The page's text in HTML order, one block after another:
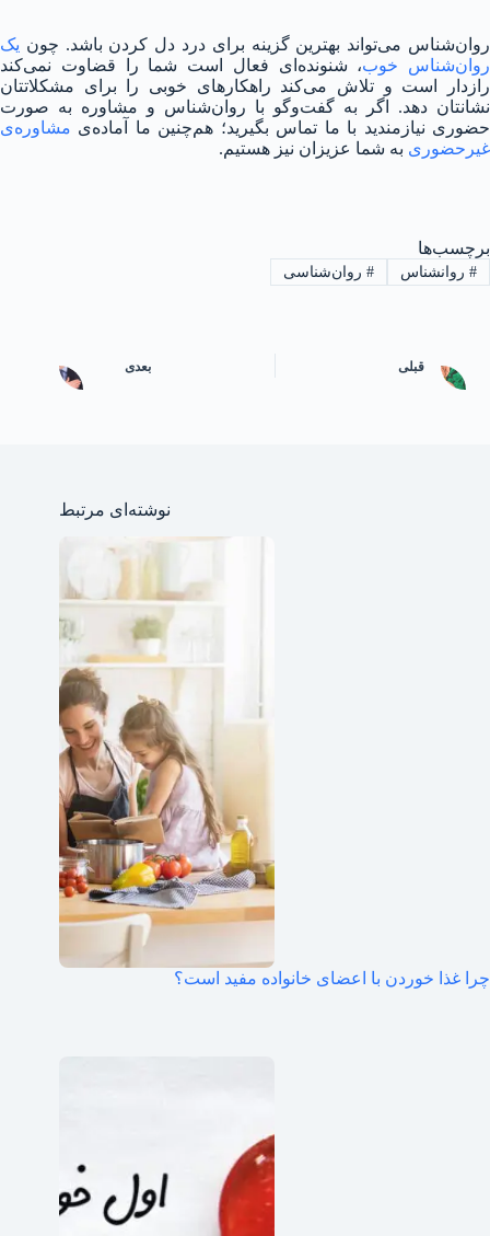
روان‌شناس می‌تواند بهترین گزینه برای درد دل کردن باشد. چون یک
روان‌شناس خوب، شنونده‌ای فعال است شما را قضاوت نمی‌کند
رازدار است و تلاش می‌کند راهکارهای خوبی را برای مشکلاتتان
نشانتان دهد. اگر به گفت‌وگو با روان‌شناس و مشاوره به صورت
حضوری نیازمندید با ما تماس بگیرید؛ هم‌چنین ما آماده‌ی مشاوره‌ی
غیرحضوری به شما عزیزان نیز هستیم.
برچسب‌ها
#روانشناس #روان‌شناسی
قبلی بعدی
نوشته‌ای مرتبط
چرا غذا خوردن با اعضای خانواده مفید است؟